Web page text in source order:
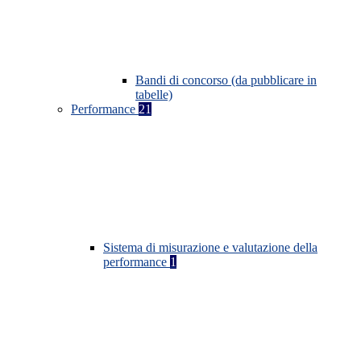
Bandi di concorso (da pubblicare in
tabelle)
Performance 21
Sistema di misurazione e valutazione della
performance 1